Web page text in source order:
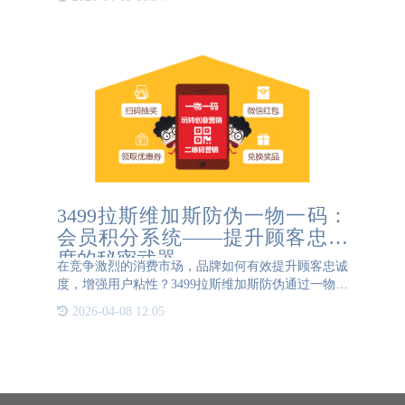
商品的生产日期、批次号、价格等等。防伪码则是一
3499拉斯维加斯防伪一物一码：
会员积分系统——提升顾客忠诚
度的秘密武器
在竞争激烈的消费市场，品牌如何有效提升顾客忠诚
度，增强用户粘性？3499拉斯维加斯防伪通过一物一
码技术推出的会员积分系统，通过数字化手段将产品
防伪与会员营销深度融合，成为品牌锁定消费者的秘
2026-04-08 12:05